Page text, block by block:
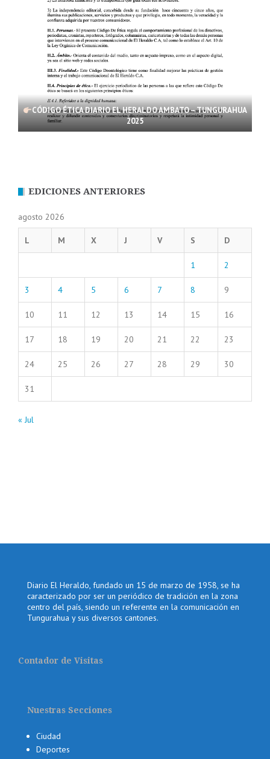
CÓDIGO ÉTICA DIARIO EL HERALDO AMBATO – TUNGURAHUA
2025
EDICIONES ANTERIORES
agosto 2026
L M X J V S D
1 2
3 4 5 6 7 8 9
10 11 12 13 14 15 16
17 18 19 20 21 22 23
24 25 26 27 28 29 30
31
« Jul
Diario El Heraldo, fundado un 15 de marzo de 1958, se ha
caracterizado por ser un periódico de tradición en la zona
centro del país, siendo un referente en la comunicación en
Tungurahua y sus diversos cantones.
Contador de Visitas
Nuestras Secciones
Ciudad
Deportes